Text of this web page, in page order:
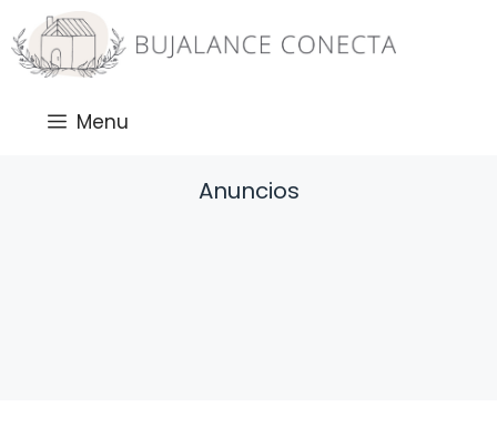
Saltar
al
contenido
Menu
Anuncios